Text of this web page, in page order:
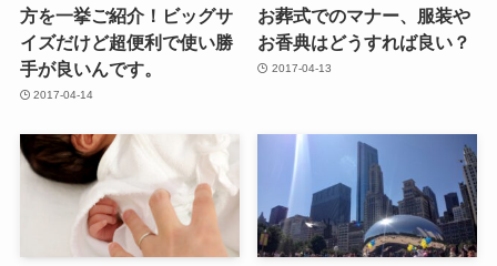
方を一挙ご紹介！ビッグサ
イズだけど超便利で使い勝
手が良いんです。
2017-04-14
お葬式でのマナー、服装や
お香典はどうすれば良い？
2017-04-13